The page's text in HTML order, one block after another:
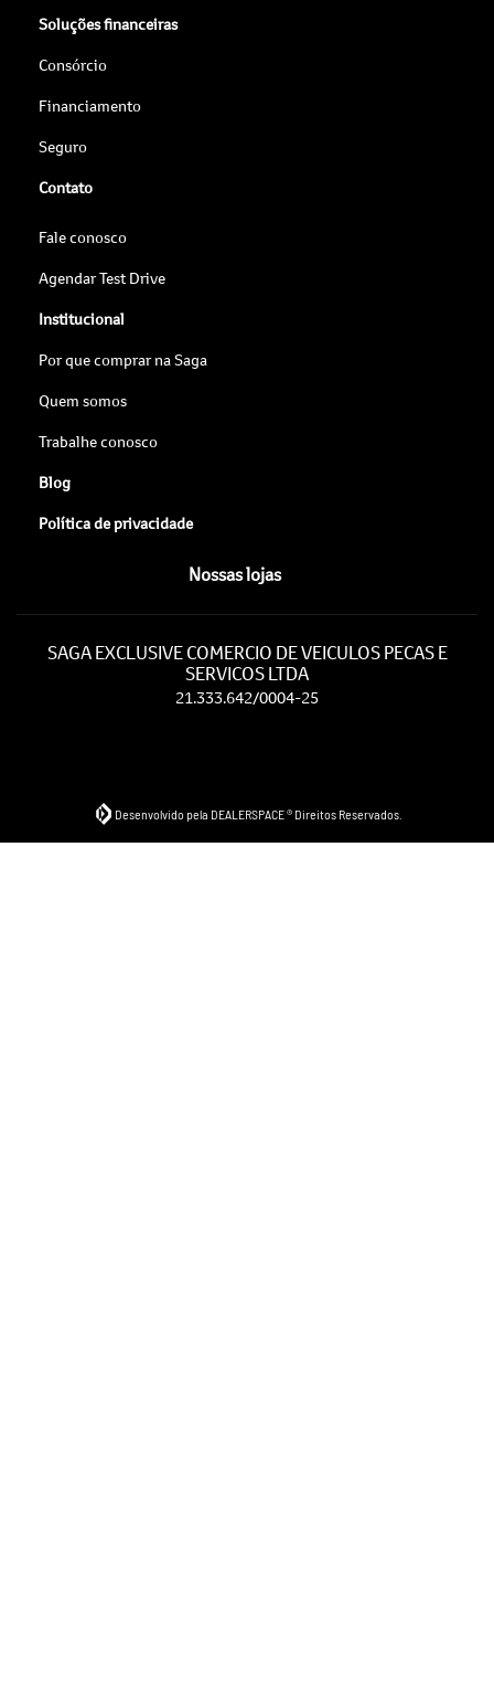
Soluções financeiras
Consórcio
Financiamento
Seguro
Contato
Fale conosco
Agendar Test Drive
Institucional
Por que comprar na Saga
Quem somos
Trabalhe conosco
Blog
Política de privacidade
Nossas lojas
SAGA EXCLUSIVE COMERCIO DE VEICULOS PECAS E
SERVICOS LTDA
21.333.642/0004-25
Desenvolvido pela DEALERSPACE ® Direitos Reservados.